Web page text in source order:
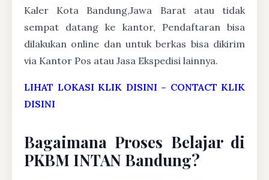
Kaler Kota Bandung,Jawa Barat atau tidak
sempat datang ke kantor, Pendaftaran bisa
dilakukan online dan untuk berkas bisa dikirim
via Kantor Pos atau Jasa Ekspedisi lainnya.
LIHAT LOKASI KLIK DISINI – CONTACT KLIK
DISINI
Bagaimana Proses Belajar di
PKBM INTAN Bandung?